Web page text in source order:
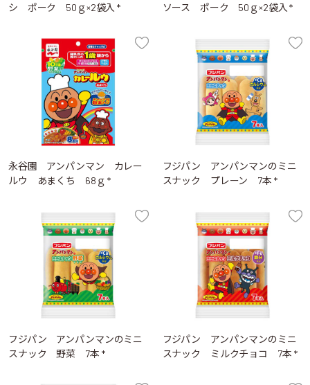
シ ポーク 50ｇ×2袋入 *
ソース ポーク 50ｇ×2袋入 *
永谷園 アンパンマン カレー
ルウ あまくち 68ｇ *
フジパン アンパンマンのミニ
スナック プレーン 7本 *
フジパン アンパンマンのミニ
スナック 野菜 7本 *
フジパン アンパンマンのミニ
スナック ミルクチョコ 7本 *